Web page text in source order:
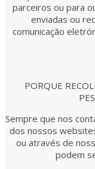
parceiros ou para
enviadas ou
comunicação
PORQUE
Sempre que nos
dos nossos
ou através de
podem